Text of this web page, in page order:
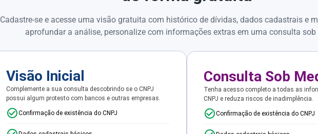
Cadastre-se e acesse uma visão gratuita com histórico de dívidas, dados cadastrais e
aprofundar a análise, personalize com informações extras em uma consulta sob
Visão Inicial
Complemente a sua consulta descobrindo se o CNPJ
possui algum protesto com bancos e outras empresas.
Confirmação de existência do CNPJ
Consulta Sob
Tenha acesso completo a todas as
CNPJ e reduza riscos de inadimplência.
Confirmação de existência do CNPJ